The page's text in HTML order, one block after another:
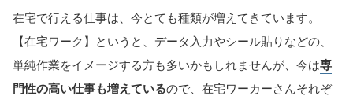
在宅で行える仕事は、今とても種類が増えてきています。
【在宅ワーク】というと、データ入力やシール貼りなどの、
単純作業をイメージする方も多いかもしれませんが、今は専
門性の高い仕事も増えているので、在宅ワーカーさんそれぞ